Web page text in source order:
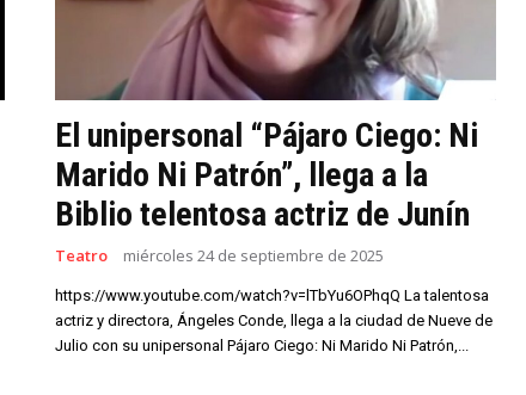
El unipersonal “Pájaro Ciego: Ni
Marido Ni Patrón”, llega a la
Biblio telentosa actriz de Junín
Teatro miércoles 24 de septiembre de 2025
https://www.youtube.com/watch?v=lTbYu6OPhqQ La talentosa
actriz y directora, Ángeles Conde, llega a la ciudad de Nueve de
Julio con su unipersonal Pájaro Ciego: Ni Marido Ni Patrón,...